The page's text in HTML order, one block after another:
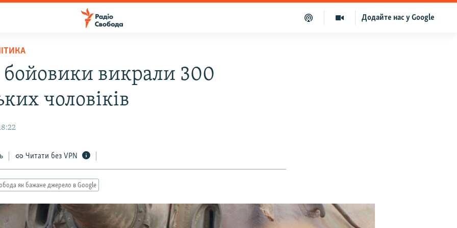
Додайте нас у Google
бойовики викрали 300
чоловіків
Читати без VPN
як бажане джерело в Google